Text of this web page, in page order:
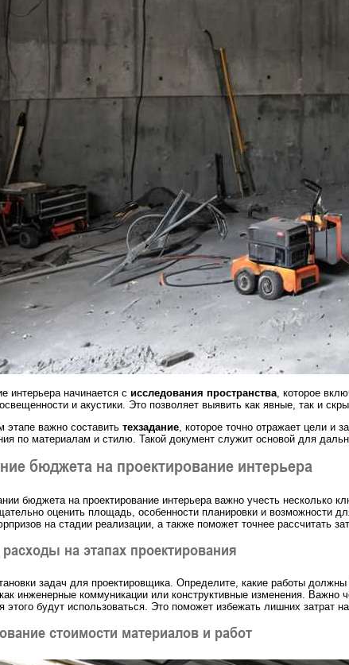
интерьера начинается с исследования пространства, которое
и акустики. Это позволяет выявить как явные, так и
важно составить техзадание, которое точно отражает цели и
по материалам и стилю. Такой документ служит основой для
бюджета на проектирование интерьера
бюджета на проектирование интерьера важно учесть несколько
оценить площадь, особенности планировки и возможности
на стадии реализации, а также поможет точнее рассчитать
расходы на этапах проектирования
задач для проектировщика. Определите, какие работы
инженерные коммуникации или конструктивные изменения. Важно
этого будут использоваться. Это поможет избежать лишних затрат
стоимости материалов и работ